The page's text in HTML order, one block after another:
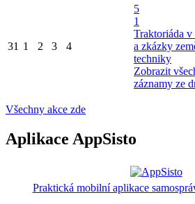
31 1 2 3 4
5
1
Traktoriáda
a zkázky
techniky
Zobrazit
záznamy ze
Všechny akce zde
Aplikace AppSisto
Praktická mobilní aplikace